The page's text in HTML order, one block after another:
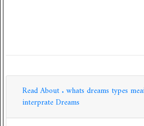
Read About . whats dreams types
interprate Dreams